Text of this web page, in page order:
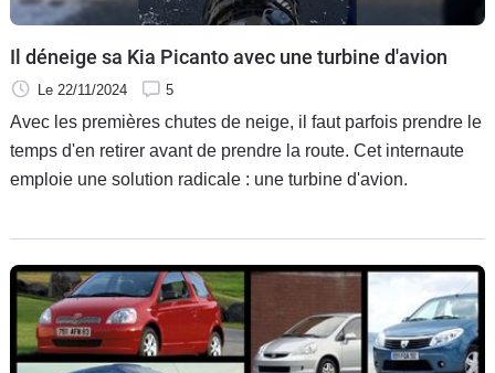
Il déneige sa Kia Picanto avec une turbine d'avion
Le 22/11/2024 5
Avec les premières chutes de neige, il faut parfois prendre le
temps d'en retirer avant de prendre la route. Cet internaute
emploie une solution radicale : une turbine d'avion.